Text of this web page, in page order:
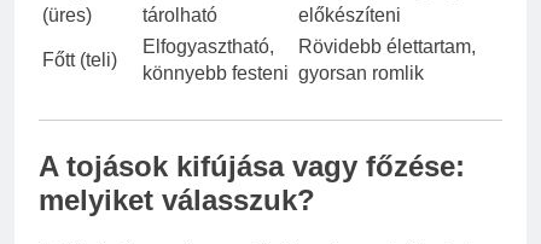
(üres)
tárolható
előkészíteni
Főtt (teli)
Elfogyasztható,
könnyebb festeni
Rövidebb élettartam,
gyorsan romlik
A tojások kifújása vagy főzése:
melyiket válasszuk?